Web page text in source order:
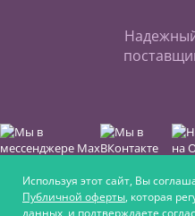
Используя этот сайт, Вы
Публичной оферты, которая
данных, и подтверждаете